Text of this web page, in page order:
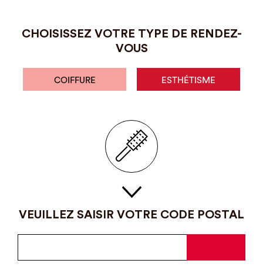
CHOISISSEZ VOTRE TYPE DE RENDEZ-
VOUS
COIFFURE ESTHÉTISME
VEUILLEZ SAISIR VOTRE CODE POSTAL